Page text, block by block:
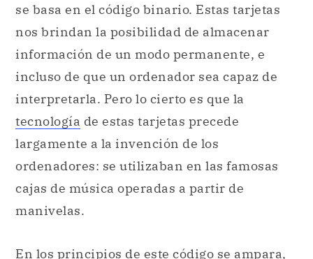
se basa en el código binario. Estas tarjetas
nos brindan la posibilidad de almacenar
información de un modo permanente, e
incluso de que un ordenador sea capaz de
interpretarla. Pero lo cierto es que la
tecnología de estas tarjetas precede
largamente a la invención de los
ordenadores: se utilizaban en las famosas
cajas de música operadas a partir de
manivelas.
En los principios de este código se ampara,